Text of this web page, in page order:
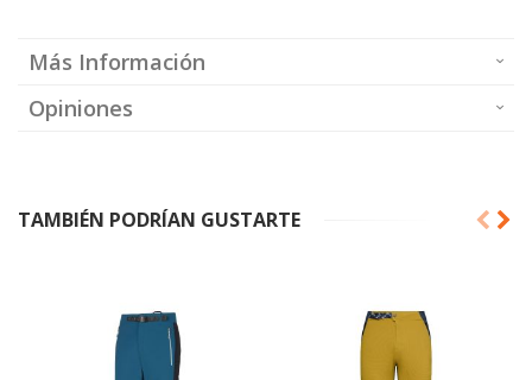
Más Información
Opiniones
TAMBIÉN PODRÍAN GUSTARTE